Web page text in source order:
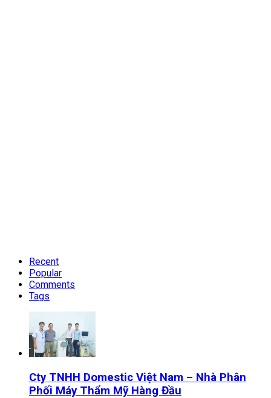
Recent
Popular
Comments
Tags
Cty TNHH Domestic Việt Nam – Nhà Phân
Phối Máy Thẩm Mỹ Hàng Đầu